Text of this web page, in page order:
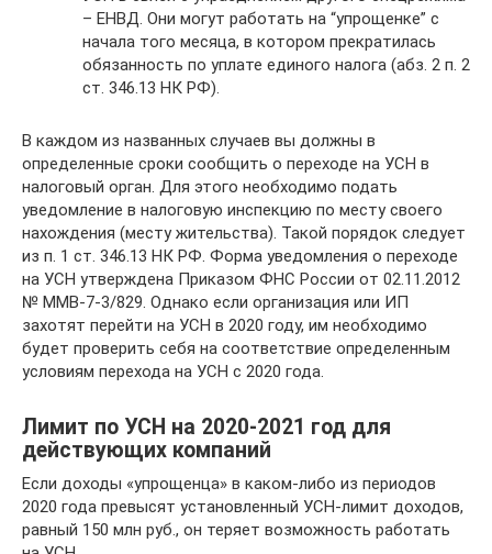
– ЕНВД. Они могут работать на “упрощенке” с
начала того месяца, в котором прекратилась
обязанность по уплате единого налога (абз. 2 п. 2
ст. 346.13 НК РФ).
В каждом из названных случаев вы должны в
определенные сроки сообщить о переходе на УСН в
налоговый орган. Для этого необходимо подать
уведомление в налоговую инспекцию по месту своего
нахождения (месту жительства). Такой порядок следует
из п. 1 ст. 346.13 НК РФ. Форма уведомления о переходе
на УСН утверждена Приказом ФНС России от 02.11.2012
№ ММВ-7-3/829. Однако если организация или ИП
захотят перейти на УСН в 2020 году, им необходимо
будет проверить себя на соответствие определенным
условиям перехода на УСН с 2020 года.
Лимит по УСН на 2020-2021 год для
действующих компаний
Если доходы «упрощенца» в каком-либо из периодов
2020 года превысят установленный УСН-лимит доходов,
равный 150 млн руб., он теряет возможность работать